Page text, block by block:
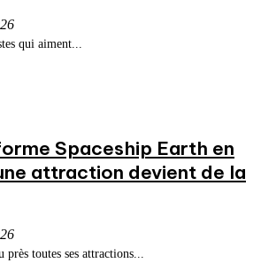
qui aiment...
Spaceship Earth en
attraction devient de la
toutes ses attractions...